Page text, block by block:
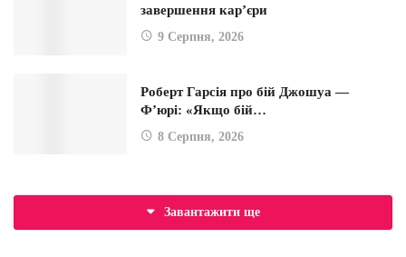
завершення кар’єри
9 Серпня, 2026
Роберт Гарсія про бій Джошуа —
Ф’юрі: «Якщо бій…
8 Серпня, 2026
Завантажити ще